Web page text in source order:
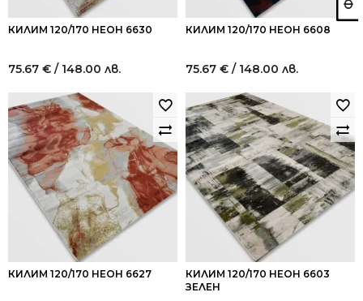
КИЛИМ 120/170 НЕОН 6630
75.67 € / 148.00 лв.
КИЛИМ 120/170 НЕОН 6608
75.67 € / 148.00 лв.
КИЛИМ 120/170 НЕОН 6627
КИЛИМ 120/170 НЕОН 6603
ЗЕЛЕН